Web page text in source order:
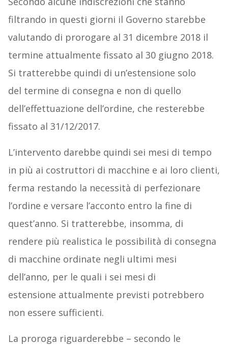
filtrando in questi giorni il Governo starebbe
valutando di prorogare al 31 dicembre 2018 il
termine attualmente fissato al 30 giugno 2018.
Si tratterebbe quindi di un’estensione solo
del termine di consegna e non di quello
dell’effettuazione dell’ordine, che resterebbe
fissato al 31/12/2017.
L’intervento darebbe quindi sei mesi di tempo
in più ai costruttori di macchine e ai loro clienti,
ferma restando la necessità di perfezionare
l’ordine e versare l’acconto entro la fine di
quest’anno. Si tratterebbe, insomma, di
rendere più realistica le possibilità di consegna
di macchine ordinate negli ultimi mesi
dell’anno, per le quali i sei mesi di
estensione attualmente previsti potrebbero
non essere sufficienti.
La proroga riguarderebbe – secondo le